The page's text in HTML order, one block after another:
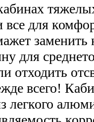
для
для
отходить
всего!
легкого